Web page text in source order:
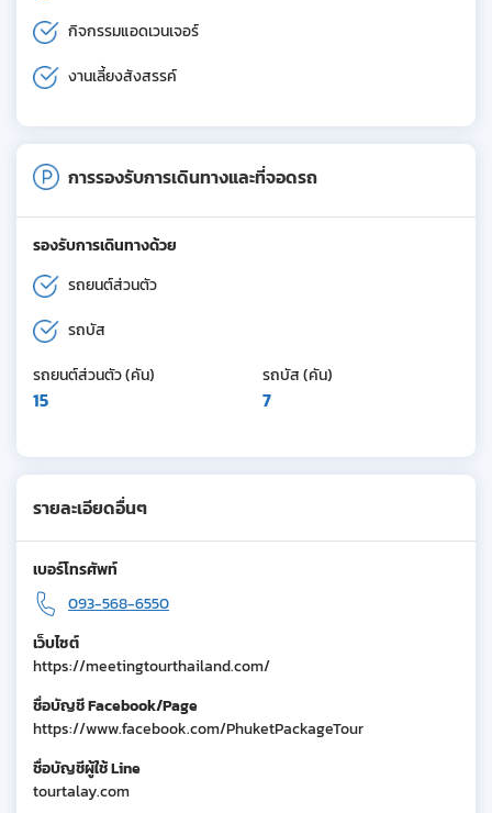
กิจกรรมแอดเวนเจอร์
งานเลี้ยงสังสรรค์
การรองรับการเดินทางและที่จอดรถ
รองรับการเดินทางด้วย
รถยนต์ส่วนตัว
รถบัส
รถยนต์ส่วนตัว (คัน)
15
รถบัส (คัน)
7
รายละเอียดอื่นๆ
เบอร์โทรศัพท์
093-568-6550
เว็บไซต์
https://meetingtourthailand.com/
ชื่อบัญชี Facebook/Page
https://www.facebook.com/PhuketPackageTour
ชื่อบัญชีผู้ใช้ Line
tourtalay.com